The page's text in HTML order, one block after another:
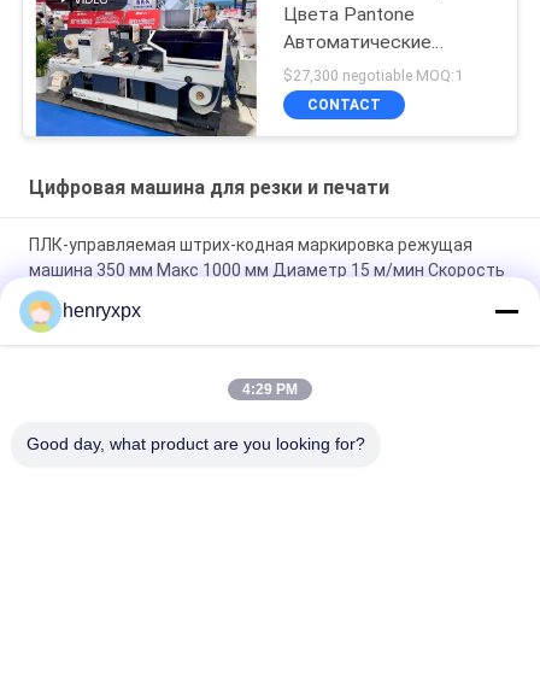
Цвета Pantone
Автоматические
наклейки на этикетках
$27,300 negotiable MOQ:1
CONTACT
Цифровая машина для резки и печати
ПЛК-управляемая штрих-кодная маркировка режущая
машина 350 мм Макс 1000 мм Диаметр 15 м/мин Скорость
8 кВт Мощность
400 м/мин Максимальная скорость резки маркировки для
высокой точности и эффективности
Cutting Machine с управлением PLC
henryxpx
4:29 PM
Good day, what product are you looking for?